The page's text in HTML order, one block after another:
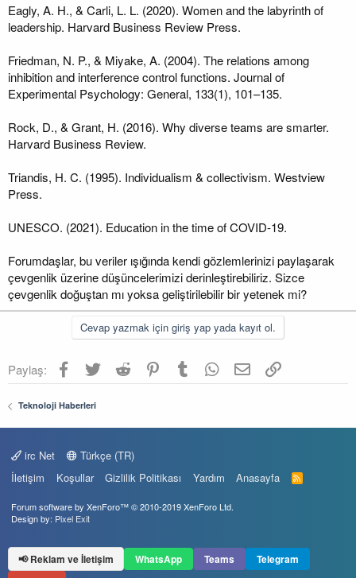
Eagly, A. H., & Carli, L. L. (2020). Women and the labyrinth of
leadership. Harvard Business Review Press.
Friedman, N. P., & Miyake, A. (2004). The relations among
inhibition and interference control functions. Journal of
Experimental Psychology: General, 133(1), 101–135.
Rock, D., & Grant, H. (2016). Why diverse teams are smarter.
Harvard Business Review.
Triandis, H. C. (1995). Individualism & collectivism. Westview
Press.
UNESCO. (2021). Education in the time of COVID-19.
Forumdaşlar, bu veriler ışığında kendi gözlemlerinizi paylaşarak
çevgenlik üzerine düşüncelerimizi derinleştirebiliriz. Sizce
çevgenlik doğuştan mı yoksa geliştirilebilir bir yetenek mi?
Cevap yazmak için giriş yap yada kayıt ol.
Paylaş: Facebook
TwitterReddit PinterestTumblr WhatsApp
E-postaLink
Teknoloji Haberleri
irc Net
Türkçe (TR)
İletişim
Koşullar Gizlilik Politikası Yardım Anasayfa
R
S
Forum software by XenForo™© 2010-2019 XenForo Ltd.
Design by: Pixel Exit
📢 Reklam ve İletişim WhatsApp Teams
Telegram